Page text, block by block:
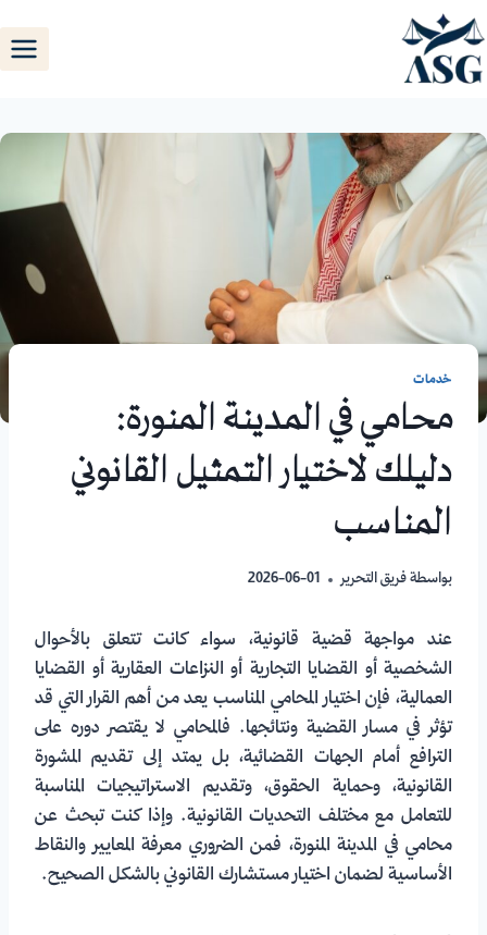
خدمات
محامي في المدينة المنورة:
دليلك لاختيار التمثيل القانوني
المناسب
بواسطةفريق التحرير 2026-06-01
عند مواجهة قضية قانونية، سواء كانت تتعلق بالأحوال
الشخصية أو القضايا التجارية أو النزاعات العقارية أو القضايا
العمالية، فإن اختيار المحامي المناسب يعد من أهم القرار التي قد
تؤثر في مسار القضية ونتائجها. فالمحامي لا يقتصر دوره على
الترافع أمام الجهات القضائية، بل يمتد إلى تقديم المشورة
القانونية، وحماية الحقوق، وتقديم الاستراتيجيات المناسبة
للتعامل مع مختلف التحديات القانونية. وإذا كنت تبحث عن
محامي في المدينة المنورة، فمن الضروري معرفة المعايير والنقاط
الأساسية لضمان اختيار مستشارك القانوني بالشكل الصحيح.